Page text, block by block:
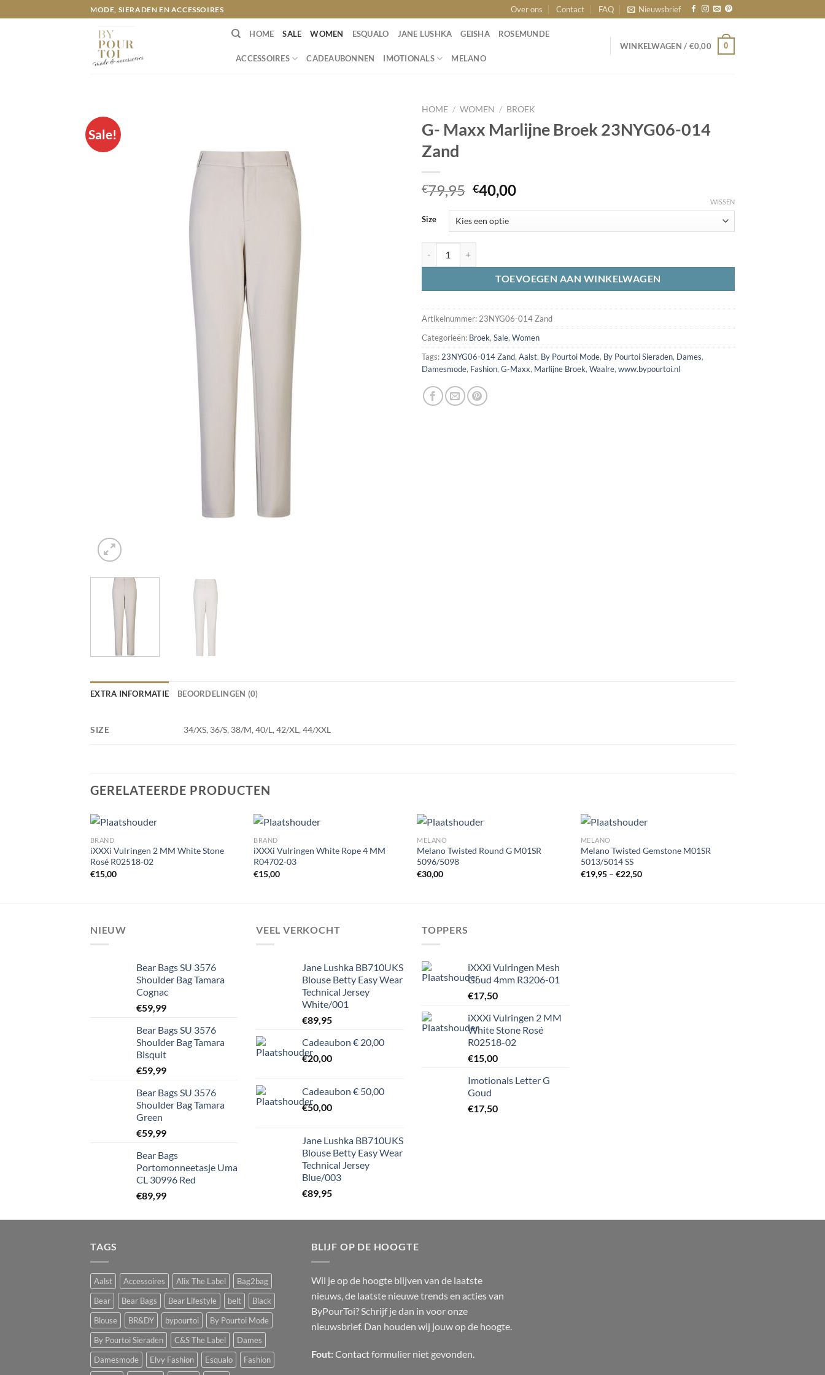
naar
MODE, SIERADEN EN ACCESSOIRES Over ons Contact FAQ Nieuwsbrief
HOME SALE WOMEN ESQUALO JANE LUSHKA GEISHA ROSEMUNDE
ACCESSOIRES CADEAUBONNEN IMOTIONALS MELANO
WINKELWAGEN / €0,00 0
Sale!
HOME / WOMEN / BROEK
G- Maxx Marlijne Broek 23NYG06-014
Zand
€79,95 Oorspronkelijke
prijs
was:
€79,95.
€40,00Huidige
€40,00.
Size
WISSEN
TOEVOEGEN AAN WINKELWAGEN
Artikelnummer: 23NYG06-014 Zand
Categorieën: Broek, Sale, Women
Tags: 23NYG06-014 Zand, Aalst, By Pourtoi Mode, By Pourtoi Sieraden, Dames,
Damesmode, Fashion, G-Maxx, Marlijne Broek, Waalre, www.bypourtoi.nl
EXTRA INFORMATIE BEOORDELINGEN (0)
SIZE 34/XS, 36/S, 38/M, 40/L, 42/XL, 44/XXL
GERELATEERDE PRODUCTEN
BRAND
iXXXi Vulringen 2 MM White Stone
Rosé R02518-02
€15,00
BRAND
iXXXi Vulringen White Rope 4 MM
R04702-03
€15,00
MELANO
Melano Twisted Round G M01SR
5096/5098
€30,00
MELANO
Melano Twisted Gemstone M01SR
5013/5014 SS
€19,95– €22,50
NIEUW
Bear Bags SU 3576
Shoulder Bag Tamara
Cognac
€59,99
Bear Bags SU 3576
Shoulder Bag Tamara
Bisquit
€59,99
Bear Bags SU 3576
Shoulder Bag Tamara
Green
€59,99
Bear Bags
Portomonneetasje Uma
CL 30996 Red
€89,99
VEEL VERKOCHT
Jane Lushka BB710UKS
Blouse Betty Easy Wear
Technical Jersey
White/001
€89,95
Cadeaubon € 20,00
€20,00
Cadeaubon € 50,00
€50,00
Jane Lushka BB710UKS
Blouse Betty Easy Wear
Technical Jersey
Blue/003
€89,95
TOPPERS
iXXXi Vulringen Mesh
Goud 4mm R3206-01
€17,50
iXXXi Vulringen 2 MM
White Stone Rosé
R02518-02
€15,00
Imotionals Letter G
Goud
€17,50
TAGS
Aalst Accessoires Alix The Label
Bag2bag
Bear
Bear Bags Bear Lifestyle belt
Black
Blouse
BR&DY bypourtoi
By Pourtoi Mode
By Pourtoi Sieraden
C&S The Label
Dames
Damesmode
Elvy Fashion Esqualo
Fashion
BLIJF OP DE HOOGTE
Wil je op de hoogte blijven van de laatste
nieuws, de laatste nieuwe trends en acties van
ByPourToi? Schrijf je dan in voor onze
nieuwsbrief. Dan houden wij jouw op de hoogte.
Fout: Contact formulier niet gevonden.